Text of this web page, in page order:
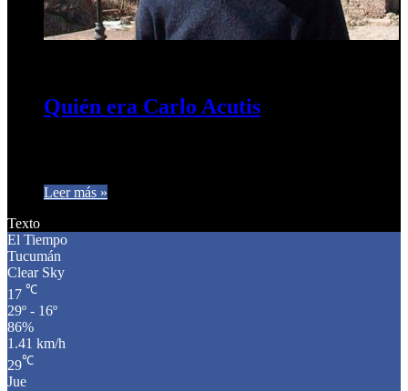
Quién era Carlo Acutis
Leer más »
Texto
El Tiempo
Tucumán
Clear Sky
17 ℃
29º - 16º
86%
1.41 km/h
29℃
Jue